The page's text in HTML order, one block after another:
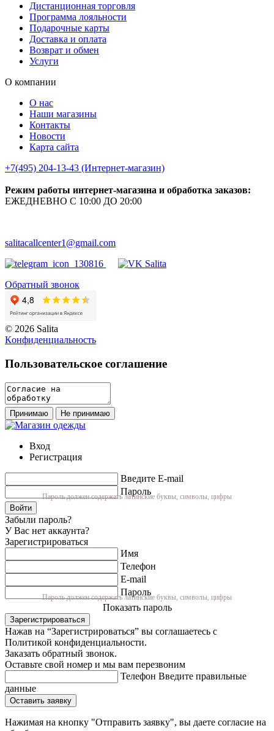
Дистанционная торговля
Программа лояльности
Подарочные карты
Доставка и оплата
Возврат и обмен
Услуги
О компании
О нас
Наши магазины
Контакты
Новости
Карта сайта
+7(495) 204-13-43 (Интернет-магазин)
Режим работы интернет-магазина и обработка заказов:
ЕЖЕДНЕВНО С 10:00 ДО 20:00
salitacallcenter1@gmail.com
Обратный звонок
© 2026 Salita
Кoнфидeнциaльнoсть
Пользовательское соглашение
Принимаю Не принимаю
Вход
Регистрация
Введите E-mail
Пароль
Пароль должен содержать латинские буквы, символы, цифры
Войти
Забыли пароль?
У Вас нет аккаунта?
Зарегистрироваться
Имя
Телефон
E-mail
Пароль
Пароль должен содержать латинские буквы, символы, цифры
Показать пароль
Зарегистрироваться
Нажав на “Зарегистрироваться” вы соглашаетесь с
Политикой конфиденциальности.
Заказать обратный звонок.
Оставьте свой номер и мы вам перезвоним
Телефон Введите правильные
данные
Оставить заявку
Нажимая на кнопку "Отправить заявку", вы даете согласие на